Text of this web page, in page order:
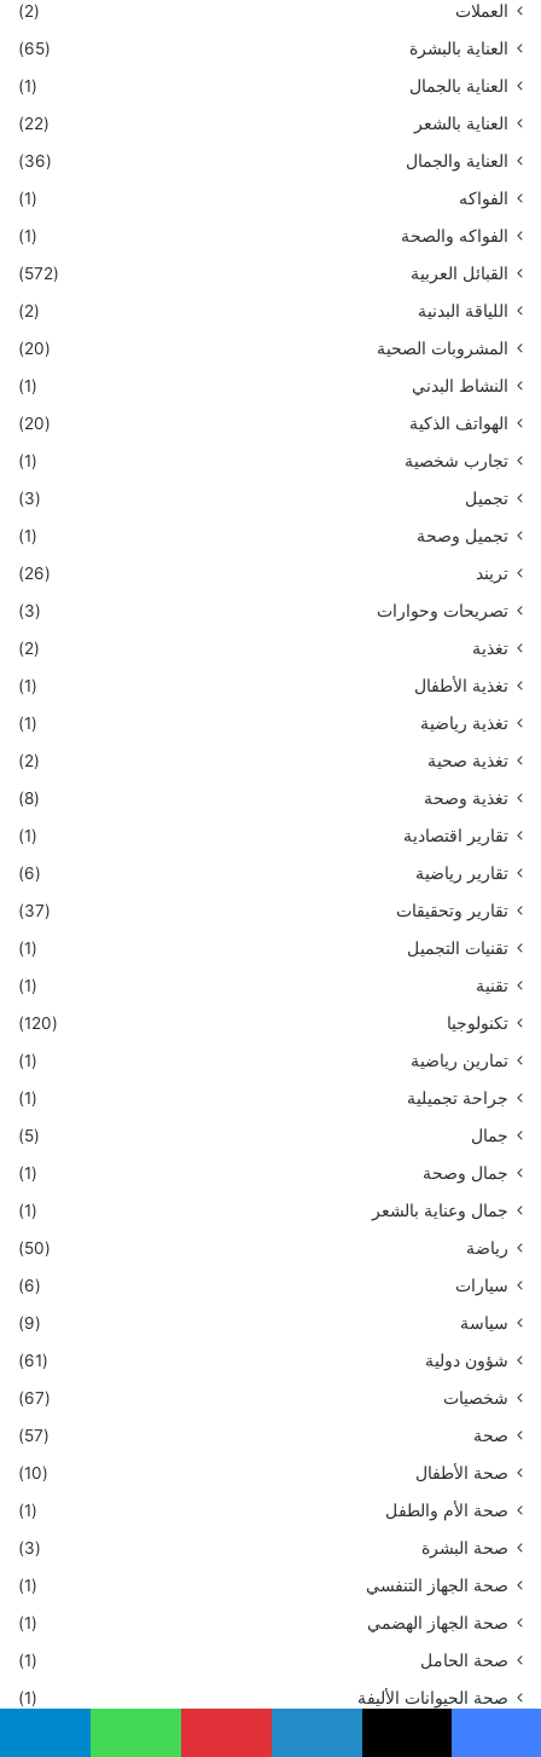
العملات
(2)
العناية بالبشرة
(65)
العناية بالجمال
(1)
العناية بالشعر
(22)
العناية والجمال
(36)
الفواكه
(1)
الفواكه والصحة
(1)
القبائل العربية
(572)
اللياقة البدنية
(2)
المشروبات الصحية
(20)
النشاط البدني
(1)
الهواتف الذكية
(20)
تجارب شخصية
(1)
تجميل
(3)
تجميل وصحة
(1)
تريند
(26)
تصريحات وحوارات
(3)
تغذية
(2)
تغذية الأطفال
(1)
تغذية رياضية
(1)
تغذية صحية
(2)
تغذية وصحة
(8)
تقارير اقتصادية
(1)
تقارير رياضية
(6)
تقارير وتحقيقات
(37)
تقنيات التجميل
(1)
تقنية
(1)
تكنولوجيا
(120)
تمارين رياضية
(1)
جراحة تجميلية
(1)
جمال
(5)
جمال وصحة
(1)
جمال وعناية بالشعر
(1)
رياضة
(50)
سيارات
(6)
سياسة
(9)
شؤون دولية
(61)
شخصيات
(67)
صحة
(57)
صحة الأطفال
(10)
صحة الأم والطفل
(1)
صحة البشرة
(3)
صحة الجهاز التنفسي
(1)
صحة الجهاز الهضمي
(1)
صحة الحامل
(1)
صحة الحيوانات الأليفة
(1)